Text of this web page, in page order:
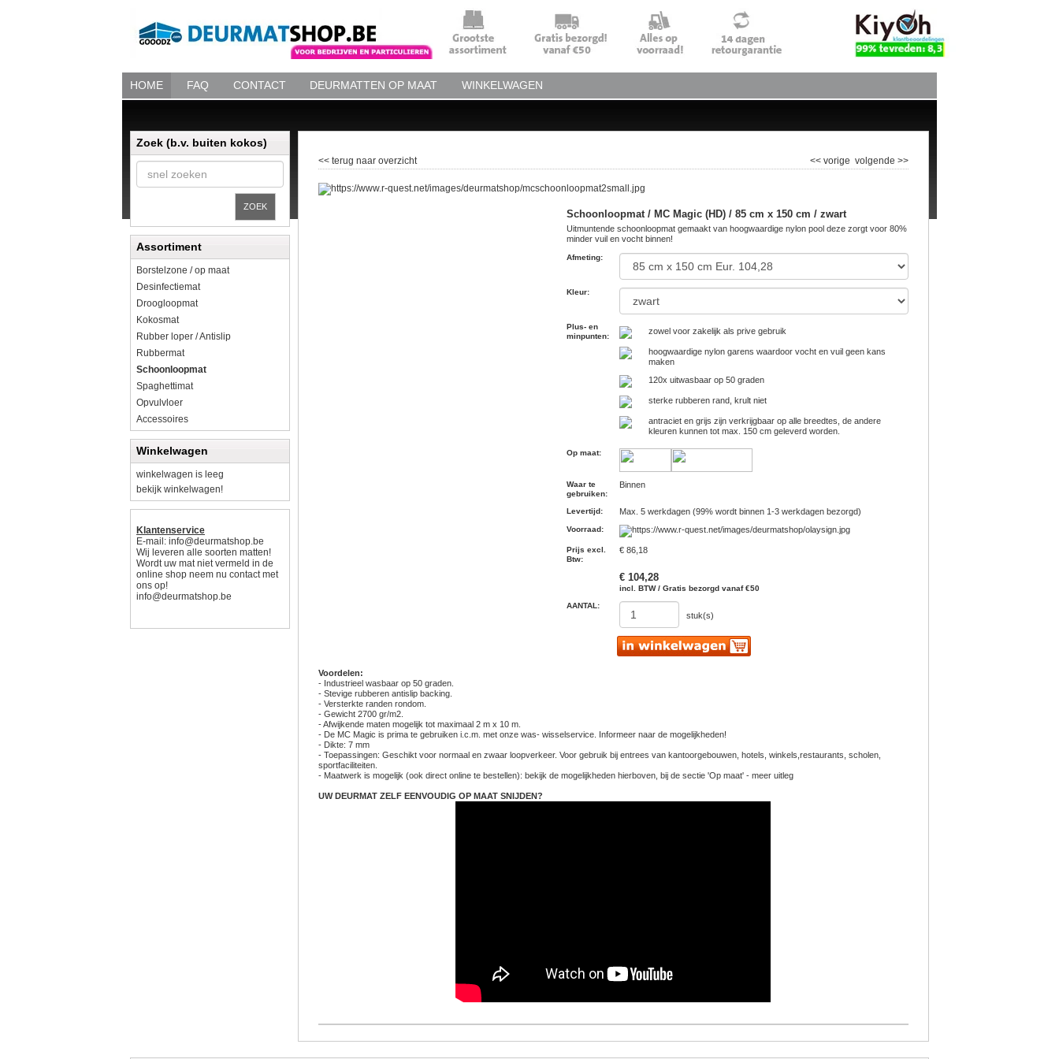
HOME FAQ CONTACT DEURMATTEN OP MAAT WINKELWAGEN
Zoek (b.v. buiten kokos)
ZOEK
Assortiment
Borstelzone / op maat
Desinfectiemat
Droogloopmat
Kokosmat
Rubber loper / Antislip
Rubbermat
Schoonloopmat
Spaghettimat
Opvulvloer
Accessoires
Winkelwagen
winkelwagen is leeg
bekijk winkelwagen!
Klantenservice
E-mail: info@deurmatshop.be
Wij leveren alle soorten matten!
Wordt uw mat niet vermeld in de
online shop neem nu contact met
ons op!
info@deurmatshop.be
<< terug naar overzicht volgende >>
<< vorige
Schoonloopmat / MC Magic (HD) / 85 cm x 150 cm / zwart
Uitmuntende schoonloopmat gemaakt van hoogwaardige nylon pool deze zorgt voor 80%
minder vuil en vocht binnen!
Afmeting:
Kleur:
Plus- en
minpunten:
zowel voor zakelijk als prive gebruik
hoogwaardige nylon garens waardoor vocht en vuil geen kans
maken
120x uitwasbaar op 50 graden
sterke rubberen rand, krult niet
antraciet en grijs zijn verkrijgbaar op alle breedtes, de andere
kleuren kunnen tot max. 150 cm geleverd worden.
Op maat:
Waar te
gebruiken:
Binnen
Levertijd : Max. 5 werkdagen (99% wordt binnen 1-3 werkdagen bezorgd)
Voorraad :
Prijs excl.
Btw:
€ 86,18
€ 104,28
incl. BTW / Gratis bezorgd vanaf €50
AANTAL:
stuk(s)
Voordelen:
- Industrieel wasbaar op 50 graden.
- Stevige rubberen antislip backing.
- Versterkte randen rondom.
- Gewicht 2700 gr/m2.
- Afwijkende maten mogelijk tot maximaal 2 m x 10 m.
- De MC Magic is prima te gebruiken i.c.m. met onze was- wisselservice. Informeer naar de mogelijkheden!
- Dikte: 7 mm
- Toepassingen: Geschikt voor normaal en zwaar loopverkeer. Voor gebruik bij entrees van kantoorgebouwen, hotels, winkels,restaurants, scholen,
sportfaciliteiten.
- Maatwerk is mogelijk (ook direct online te bestellen): bekijk de mogelijkheden hierboven, bij de sectie 'Op maat' - meer uitleg
UW DEURMAT ZELF EENVOUDIG OP MAAT SNIJDEN?